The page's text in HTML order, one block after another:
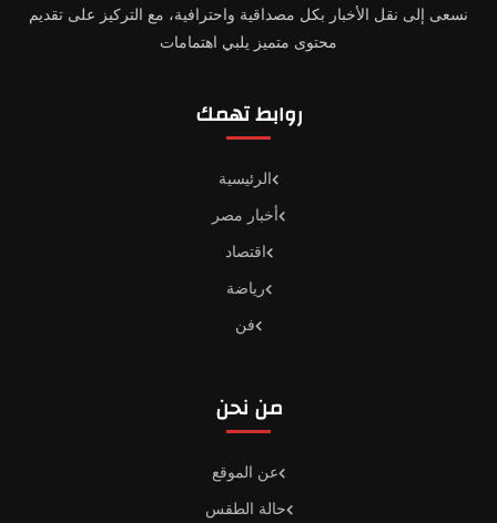
نسعى إلى نقل الأخبار بكل مصداقية واحترافية، مع التركيز على تقديم
محتوى متميز يلبي اهتمامات
روابط تهمك
الرئيسية
أخبار مصر
اقتصاد
رياضة
فن
من نحن
عن الموقع
حالة الطقس